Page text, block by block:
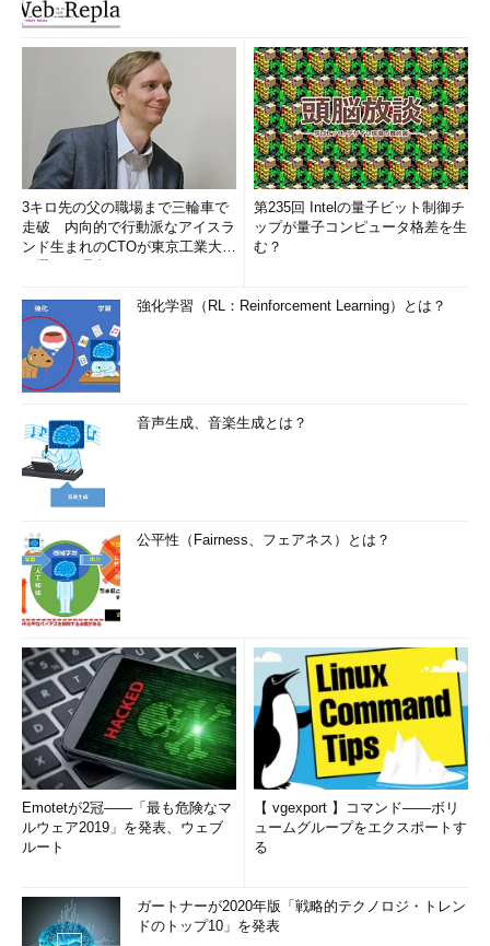
3キロ先の父の職場まで三輪車で
走破 内向的で行動派なアイスラ
ンド生まれのCTOが東京工業大学
第235回 Intelの量子ビット制御チ
ップが量子コンピュータ格差を生
む？
強化学習（RL：Reinforcement Learning）とは？
音声生成、音楽生成とは？
公平性（Fairness、フェアネス）とは？
Emotetが2冠――「最も危険なマ
ルウェア2019」を発表、ウェブ
ルート
【 vgexport 】コマンド――ボリ
ュームグループをエクスポートす
る
ガートナーが2020年版「戦略的テクノロジ・トレン
ドのトップ10」を発表